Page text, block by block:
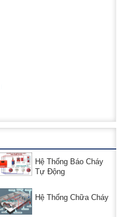
Hệ Thống Báo Cháy
Tự Động
Hệ Thống Chữa Cháy